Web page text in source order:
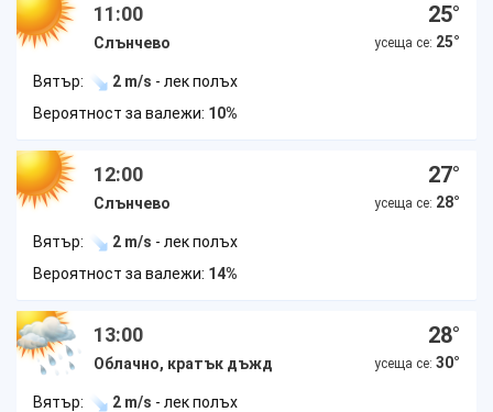
11:00
Слънчево
25°
усеща се: 25°
Вятър: 2 m/s - лек полъх
Вероятност за валежи: 10%
12:00
Слънчево
27°
усеща се: 28°
Вятър: 2 m/s - лек полъх
Вероятност за валежи: 14%
13:00
Облачно, кратък дъжд
28°
усеща се: 30°
Вятър: 2 m/s - лек полъх